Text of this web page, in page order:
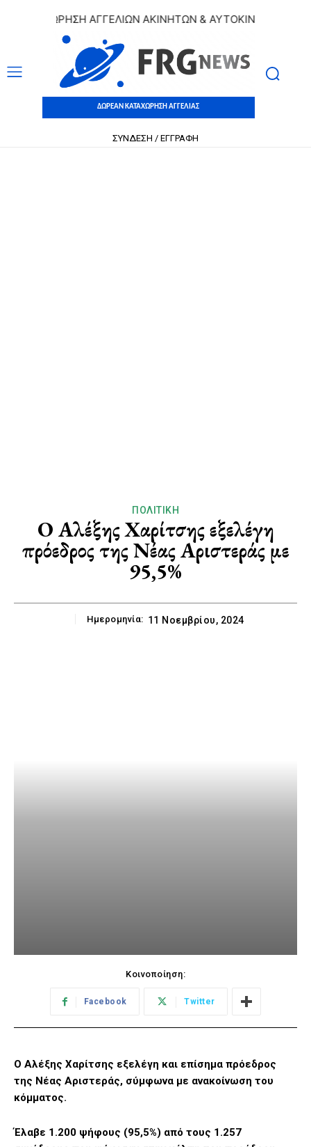
ΑΓΓΕΛΙΩΝ ΑΚΙΝΗΤΩΝ & ΑΥΤΟΚΙΝΗΤΩΝ |
ΔΩΡΕΑΝ ΚΑΤΑΧΩΡΗΣΗ ΑΓΓΕΛΙΑΣ
ΣΥΝΔΕΣΗ / ΕΓΓΡΑΦΗ
ΠΟΛΙΤΙΚΉ
Ο Αλέξης Χαρίτσης εξελέγη
πρόεδρος της Νέας Αριστεράς με
95,5%
Ημερομηνία: 11 Νοεμβρίου, 2024
Κοινοποίηση:
Facebook Twitter
Ο Αλέξης Χαρίτσης εξελέγη και επίσημα πρόεδρος
της Νέας Αριστεράς, σύμφωνα με ανακοίνωση του
κόμματος.
Έλαβε 1.200 ψήφους (95,5%) από τους 1.257